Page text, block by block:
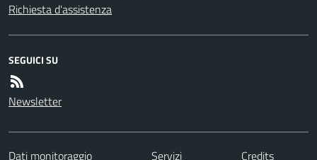
Richiesta d'assistenza
SEGUICI SU
Newsletter
Dati monitoraggio Servizi
Credits